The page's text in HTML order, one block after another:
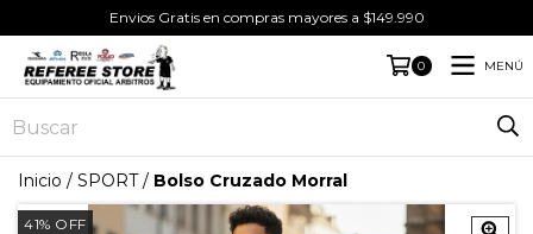
Envios Gratis en compras mayores a $149.990
0 MENÚ
Inicio / SPORT / Bolso Cruzado Morral
41% OFF